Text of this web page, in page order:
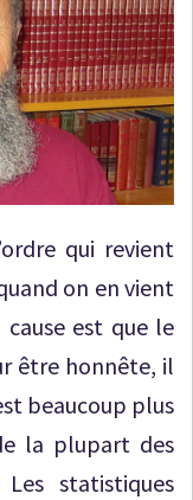
qui revient
on en vient
est que le
être honnête, il
beaucoup plus
la plupart des
statistiques